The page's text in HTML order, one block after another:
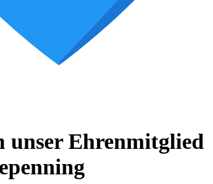
unser Ehrenmitglied